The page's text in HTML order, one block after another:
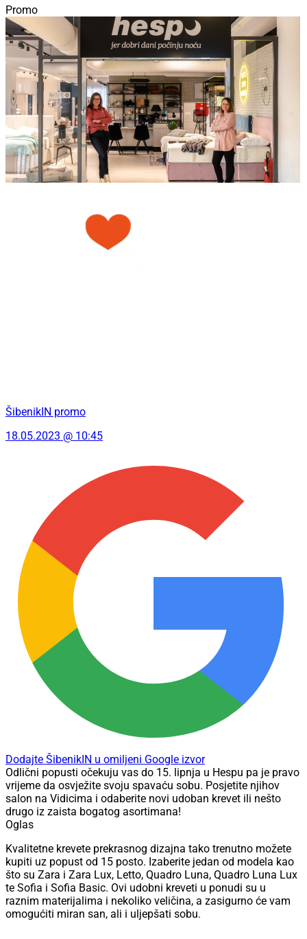
Promo
ŠibenikIN promo
18.05.2023 @ 10:45
Dodajte ŠibenikIN u omiljeni Google izvor
Odlični popusti očekuju vas do 15. lipnja u Hespu pa je pravo
vrijeme da osvježite svoju spavaću sobu. Posjetite njihov
salon na Vidicima i odaberite novi udoban krevet ili nešto
drugo iz zaista bogatog asortimana!
Oglas
Kvalitetne krevete prekrasnog dizajna tako trenutno možete
kupiti uz popust od 15 posto. Izaberite jedan od modela kao
što su Zara i Zara Lux, Letto, Quadro Luna, Quadro Luna Lux
te Sofia i Sofia Basic. Ovi udobni kreveti u ponudi su u
raznim materijalima i nekoliko veličina, a zasigurno će vam
omogućiti miran san, ali i uljepšati sobu.